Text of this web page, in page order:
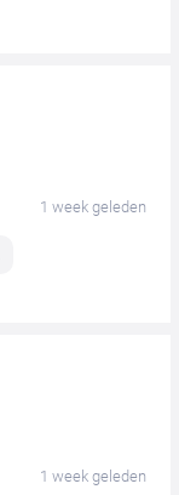
1 week geleden
1 week geleden